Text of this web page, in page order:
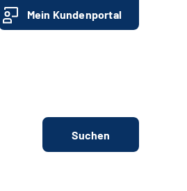
Mein Kundenportal
Suchen